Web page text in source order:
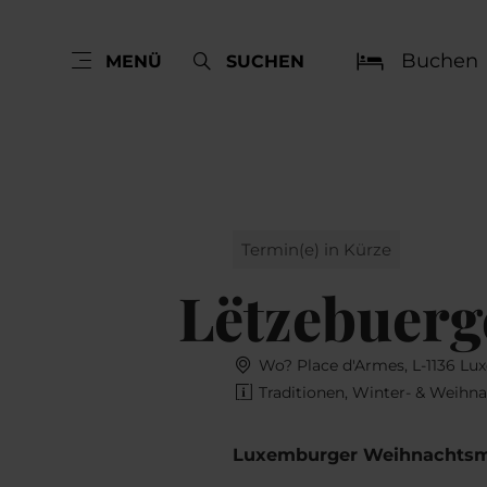
MENÜ SUCHEN Buchen
Termin(e) in Kürze
Wo? Place d'Armes, L-1136
Traditionen, Winter- &
Luxemburger